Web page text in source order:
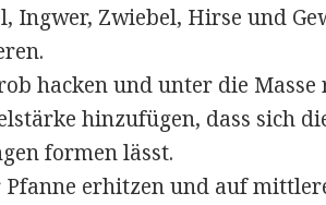
Ingwer, Zwiebel, Hirse und
hacken und unter die Masse
hinzufügen, dass sich
formen lässt.
Pfanne erhitzen und auf